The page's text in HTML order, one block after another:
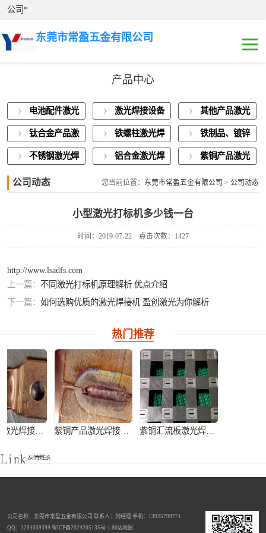
公司*
东莞市常盈五金有限公司
产品中心
电池配件激光
焊接
激光焊接设备
展示
其他产品激光
焊接
钛合金产品激
光焊接
铁螺柱激光焊
接加工
铁制品、镀锌
板激光焊接
不锈钢激光焊
铝合金激光焊
紫铜产品激光
公司动态 您当前位置： 东莞市常盈五金有限公司 > 公司动态
小型激光打标机多少钱一台
时间：2019-07-22 点击次数：1427
http://www.lsadfs.com
上一篇： 不同激光打标机原理解析 优点介绍
下一篇： 如何选购优质的激光焊接机 盈创激光为你解析
热门推荐
紫铜端子激光焊接加工 紫铜产品激光焊接加工 紫铜汇流板激光焊接加工
阳江不锈钢刀柄自动激光焊接机 不锈钢窗花灯饰手持式激光焊接机 激光切割机
公司名称：东莞市常盈五金有限公司 联系人：刘经理 手机：13925799771
QQ：3284009399 粤ICP备2024205135号-1 网站地图
接
激光焊接设备展
示
其他产品激光焊
铝合金激光焊接